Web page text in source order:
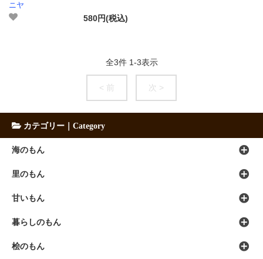
ニヤ
580円(税込)
全3件 1-3表示
< 前 次 >
カテゴリー｜Category
海のもん
里のもん
甘いもん
暮らしのもん
桧のもん